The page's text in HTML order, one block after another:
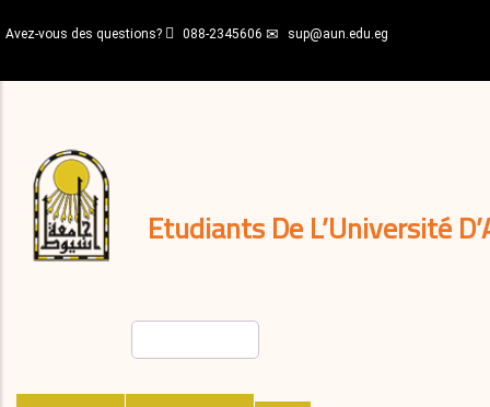
au
principal
Avez-vous des questions? 088-2345606 sup@aun.edu.eg
Etudiants De L’Université
décisions
Expatriés
Journal